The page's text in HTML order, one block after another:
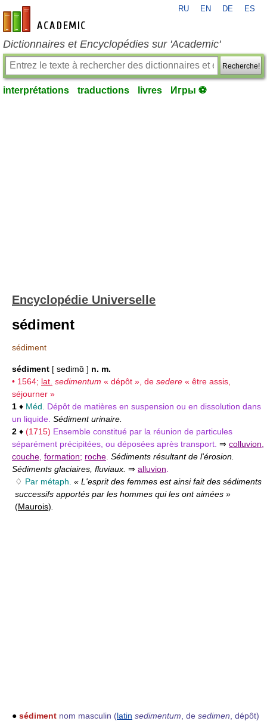
fr-academic.com
RU EN DE ES
Dictionnaires et Encyclopédies sur 'Academic'
Recherche!
interprétations traductions livres Игры ⚽
Encyclopédie Universelle
sédiment
sédiment
sédiment [ sedimɑ̃ ] n. m.
• 1564; lat. sedimentum « dépôt », de sedere « être assis,
séjourner »
1 ♦ Méd.
Dépôt de matières en suspension ou en dissolution dans
un liquide. Sédiment urinaire.
2 ♦ (1715) Ensemble constitué par la réunion de particules
séparément précipitées, ou déposées après transport. ⇒ colluvion
couche formation; roche Sédiments résultant de l'érosion.
Sédiments glaciaires, fluviaux. ⇒ alluvion
♢ Par métaph. « L'esprit des femmes est ainsi fait des sédiments
successifs apportés par les hommes qui les ont aimées »
(Maurois)
● sédiment nom masculin (latin sedimentum , de sedimen , dépôt)